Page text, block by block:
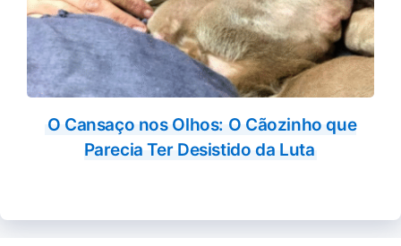
O Cansaço nos Olhos: O Cãozinho que
Parecia Ter Desistido da Luta